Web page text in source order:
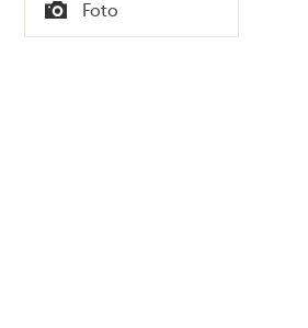
Typ
Foto